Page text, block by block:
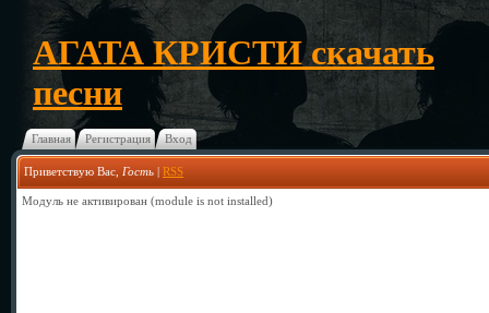
АГАТА КРИСТИ скачать
песни
Главная Регистрация Вход
Приветствую Вас Гость | RSS
Модуль не активирован (module is not installed)